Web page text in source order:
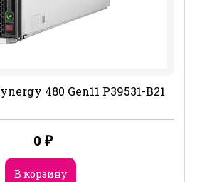
480 Gen11 P39531-B21
0 ₽
В корзину